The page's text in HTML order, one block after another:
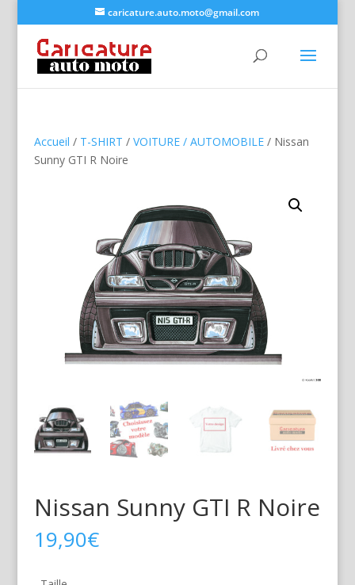
caricature.auto.moto@gmail.com
Accueil / T-SHIRT / VOITURE / AUTOMOBILE/ Nissan
Sunny GTI R Noire
Nissan Sunny GTI R Noire
19,90€